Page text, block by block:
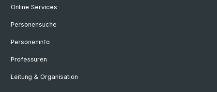
Online Services
Personensuche
Personeninfo
Professuren
Leitung & Organisation